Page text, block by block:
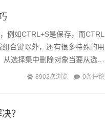
例如CTRL+S是保存，而CTRL
合键以外，还有很多特殊的用
选择集中删除对象当要从选定
8902次浏览 0条评论
？